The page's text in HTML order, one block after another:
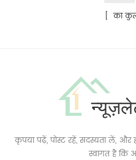
[ का
कृपया पढ़ें, पोस्ट रहें, सदस्यता लें,
स्वागत है कि